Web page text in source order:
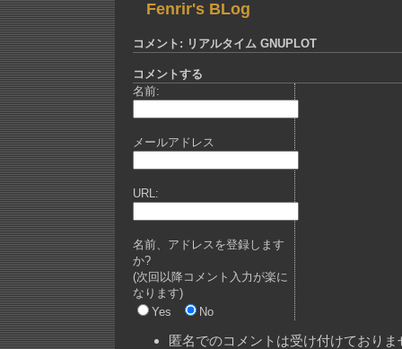
Fenrir's BLog
コメント: リアルタイム GNUPLOT
コメントする
名前:
メールアドレス
URL:
名前、アドレスを登録します
か?
(次回以降コメント入力が楽に
なります)
Yes
No
匿名でのコメントは受け付けておりま